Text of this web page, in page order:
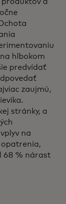
hlbokom
predvídať
zaujmú,
stránky, a
na
68 % nárast